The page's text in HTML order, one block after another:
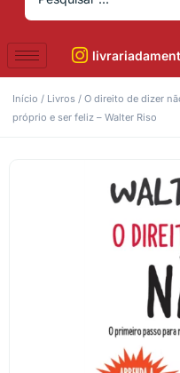
Início / Livros / O direito de dizer
próprio e ser feliz – Walter Riso